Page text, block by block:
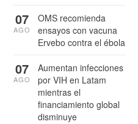
OMS recomienda
ensayos con vacuna
Ervebo contra el ébola
07
AGO
Aumentan infecciones
por VIH en Latam
mientras el
financiamiento global
disminuye
07
AGO